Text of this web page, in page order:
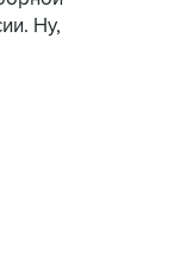
Ну,